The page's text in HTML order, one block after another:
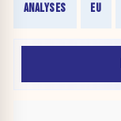
ANALYSES EU